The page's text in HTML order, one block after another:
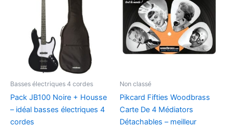
Basses électriques 4 cordes
Pack JB100 Noire + Housse
– idéal basses électriques 4
cordes
Non classé
Pikcard Fifties Woodbrass
Carte De 4 Médiators
Détachables – meilleur